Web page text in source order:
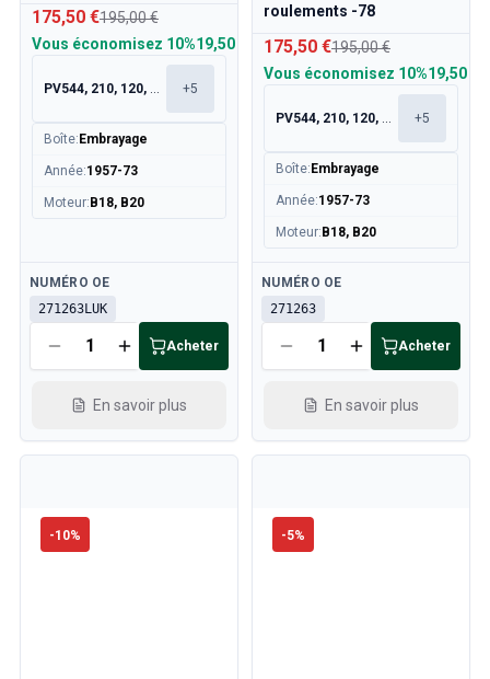
175,50 €195,00 €
Vous économisez 10%19,50 €
PV544, 210, 120, 130 +5
Boîte: Embrayage
Année:1957-73
Moteur: B18, B20
Disponible
NUMÉRO OE
271263LUK
Acheter
En savoir plus
roulements -78
175,50 €195,00 €
Vous économisez 10%19,50 €
PV544, 210, 120, 130 +5
Boîte: Embrayage
Année:1957-73
Moteur: B18, B20
Disponible
NUMÉRO OE
271263
Acheter
En savoir plus
-10% -5%